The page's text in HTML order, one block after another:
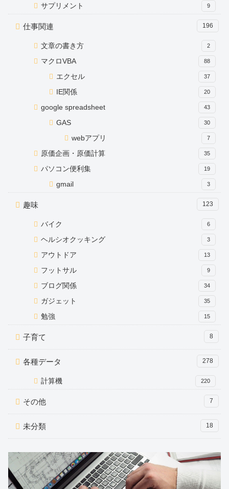
サプリメント 9
仕事関連 196
文章の書き方 2
マクロVBA 88
エクセル 37
IE関係 20
google spreadsheet 43
GAS 30
webアプリ 7
原価企画・原価計算 35
パソコン便利集 19
gmail 3
趣味 123
バイク 6
ヘルシオクッキング 3
アウトドア 13
フットサル 9
ブログ関係 34
ガジェット 35
勉強 15
子育て 8
各種データ 278
計算機 220
その他 7
未分類 18